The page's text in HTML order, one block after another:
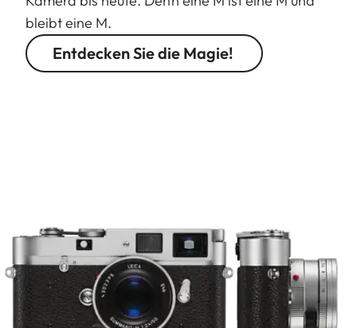
bleibt eine M.
Entdecken Sie die Magie!